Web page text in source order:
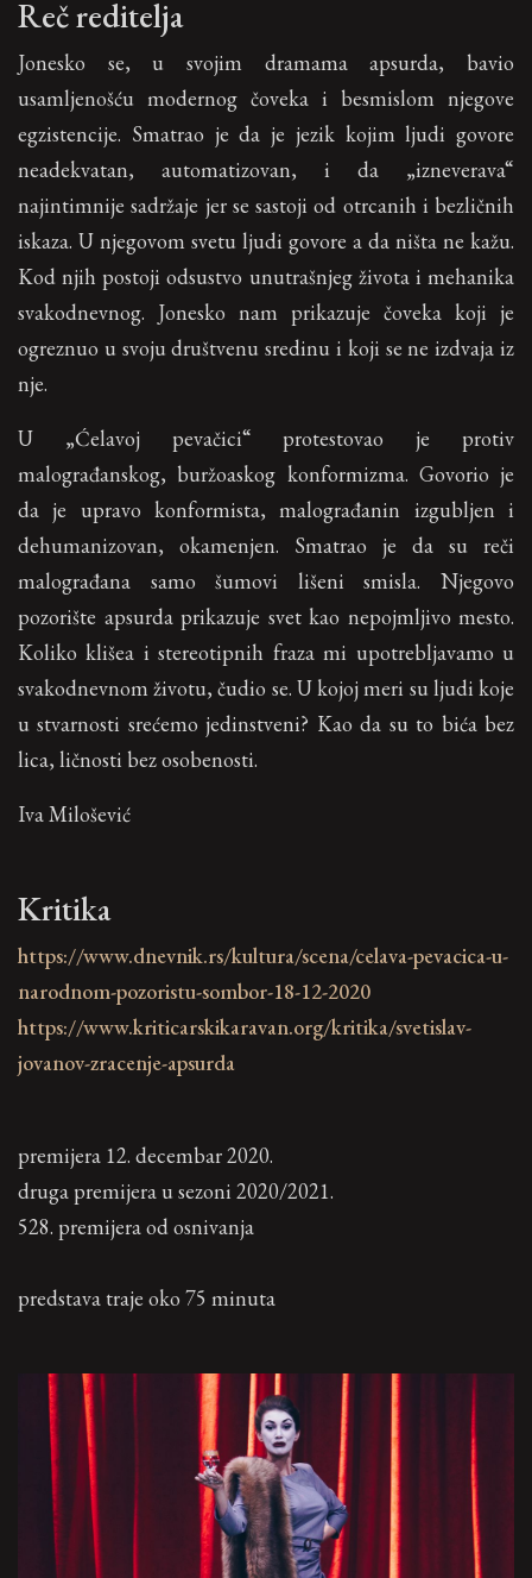
Reč reditelja
Jonesko se, u svojim dramama apsurda, bavio
usamljenošću modernog čoveka i besmislom njegove
egzistencije. Smatrao je da je jezik kojim ljudi govore
neadekvatan, automatizovan, i da „izneverava“
najintimnije sadržaje jer se sastoji od otrcanih i bezličnih
iskaza. U njegovom svetu ljudi govore a da ništa ne kažu.
Kod njih postoji odsustvo unutrašnjeg života i mehanika
svakodnevnog. Jonesko nam prikazuje čoveka koji je
ogreznuo u svoju društvenu sredinu i koji se ne izdvaja iz
nje.
U „Ćelavoj pevačici“ protestovao je protiv
malograđanskog, buržoaskog konformizma. Govorio je
da je upravo konformista, malograđanin izgubljen i
dehumanizovan, okamenjen. Smatrao je da su reči
malograđana samo šumovi lišeni smisla. Njegovo
pozorište apsurda prikazuje svet kao nepojmljivo mesto.
Koliko klišea i stereotipnih fraza mi upotrebljavamo u
svakodnevnom životu, čudio se. U kojoj meri su ljudi koje
u stvarnosti srećemo jedinstveni? Kao da su to bića bez
lica, ličnosti bez osobenosti.
Iva Milošević
Kritika
https://www.dnevnik.rs/kultura/scena/celava-pevacica-u-
narodnom-pozoristu-sombor-18-12-2020
https://www.kriticarskikaravan.org/kritika/svetislav-
jovanov-zracenje-apsurda
premijera 12. decembar 2020.
druga premijera u sezoni 2020/2021.
528. premijera od osnivanja
predstava traje oko 75 minuta